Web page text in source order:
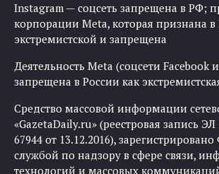
Instagram — соцсеть запрещена в РФ;
корпорации Meta, которая признана в
экстремистской и запрещена
Деятельность Meta (соцсети Facebook
запрещена в России как
Средство массовой информации
«GazetaDaily.ru» (реестровая запись
67944 от 13.12.2016),
службой по надзору в сфере связи,
технологий и массовых